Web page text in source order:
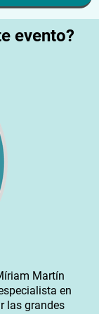
evento?
Martín
en
las grandes